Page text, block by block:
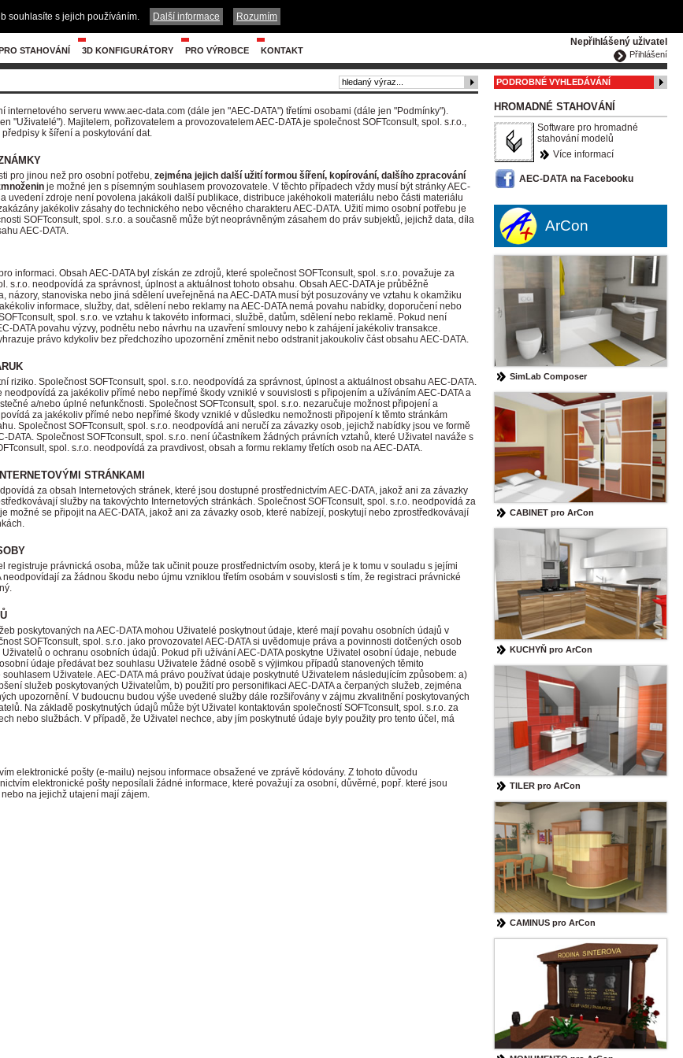
Nepřihlášený uživatel
Přihlášení
STAHOVÁNÍ 3D KONFIGURÁTORY PRO VÝROBCE KONTAKT
internetového serveru www.aec-data.com (dále jen "AEC-DATA") třetími osobami (dále jen "Podmínky").
"Uživatelé"). Majitelem, pořizovatelem a provozovatelem AEC-DATA je společnost SOFTconsult, spol. s.r.o.,
k šíření a poskytování dat.
pro jinou než pro osobní potřebu, zejména jejich další užití formou šíření, kopírování, dalšího zpracování
je možné jen s písemným souhlasem provozovatele. V těchto případech vždy musí být stránky AEC-
uvedení zdroje není povolena jakákoli další publikace, distribuce jakéhokoli materiálu nebo části materiálu
jakékoliv zásahy do technického nebo věcného charakteru AEC-DATA. Užití mimo osobní potřebu je
SOFTconsult, spol. s.r.o. a současně může být neoprávněným zásahem do práv subjektů, jejichž data, díla
AEC-DATA.
informaci. Obsah AEC-DATA byl získán ze zdrojů, které společnost SOFTconsult, spol. s.r.o. považuje za
s.r.o. neodpovídá za správnost, úplnost a aktuálnost tohoto obsahu. Obsah AEC-DATA je průběžně
názory, stanoviska nebo jiná sdělení uveřejněná na AEC-DATA musí být posuzovány ve vztahu k okamžiku
informace, služby, dat, sdělení nebo reklamy na AEC-DATA nemá povahu nabídky, doporučení nebo
spol. s.r.o. ve vztahu k takovéto informaci, službě, datům, sdělení nebo reklamě. Pokud není
DATA povahu výzvy, podnětu nebo návrhu na uzavření smlouvy nebo k zahájení jakékoliv transakce.
právo kdykoliv bez předchozího upozornění změnit nebo odstranit jakoukoliv část obsahu AEC-DATA.
riziko. Společnost SOFTconsult, spol. s.r.o. neodpovídá za správnost, úplnost a aktuálnost obsahu AEC-DATA.
neodpovídá za jakékoliv přímé nebo nepřímé škody vzniklé v souvislosti s připojením a užíváním AEC-DATA a
a/nebo úplné nefunkčnosti. Společnost SOFTconsult, spol. s.r.o. nezaručuje možnost připojení a
za jakékoliv přímé nebo nepřímé škody vzniklé v důsledku nemožnosti připojení k těmto stránkám
Společnost SOFTconsult, spol. s.r.o. neodpovídá ani neručí za závazky osob, jejichž nabídky jsou ve formě
DATA. Společnost SOFTconsult, spol. s.r.o. není účastníkem žádných právních vztahů, které Uživatel naváže s
spol. s.r.o. neodpovídá za pravdivost, obsah a formu reklamy třetích osob na AEC-DATA.
STRÁNKAMI
za obsah Internetových stránek, které jsou dostupné prostřednictvím AEC-DATA, jakož ani za závazky
služby na takovýchto Internetových stránkách. Společnost SOFTconsult, spol. s.r.o. neodpovídá za
možné se připojit na AEC-DATA, jakož ani za závazky osob, které nabízejí, poskytují nebo zprostředkovávají
registruje právnická osoba, může tak učinit pouze prostřednictvím osoby, která je k tomu v souladu s jejími
za žádnou škodu nebo újmu vzniklou třetím osobám v souvislosti s tím, že registraci právnické
poskytovaných na AEC-DATA mohou Uživatelé poskytnout údaje, které mají povahu osobních údajů v
SOFTconsult, spol. s.r.o. jako provozovatel AEC-DATA si uvědomuje práva a povinnosti dotčených osob
o ochranu osobních údajů. Pokud při užívání AEC-DATA poskytne Uživatel osobní údaje, nebude
údaje předávat bez souhlasu Uživatele žádné osobě s výjimkou případů stanovených těmito
Uživatele. AEC-DATA má právo používat údaje poskytnuté Uživatelem následujícím způsobem: a)
služeb poskytovaných Uživatelům, b) použití pro personifikaci AEC-DATA a čerpaných služeb, zejména
upozornění. V budoucnu budou výše uvedené služby dále rozšiřovány v zájmu zkvalitnění poskytovaných
Na základě poskytnutých údajů může být Uživatel kontaktován společností SOFTconsult, spol. s.r.o. za
nebo službách. V případě, že Uživatel nechce, aby jím poskytnuté údaje byly použity pro tento účel, má
elektronické pošty (e-mailu) nejsou informace obsažené ve zprávě kódovány. Z tohoto důvodu
elektronické pošty neposílali žádné informace, které považují za osobní, důvěrné, popř. které jsou
na jejichž utajení mají zájem.
PODROBNÉ VYHLEDÁVÁNÍ
HROMADNÉ STAHOVÁNÍ
Software pro hromadné
stahování modelů
Více informací
AEC-DATA na Facebooku
ArCon
SimLab Composer
CABINET pro ArCon
KUCHYŇ pro ArCon
TILER pro ArCon
CAMINUS pro ArCon
souhlasíte s jejich používáním. Další informace Rozumím